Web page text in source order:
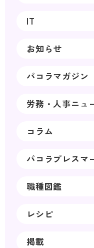
IT
お知らせ
パコラマガジン
労務・人事ニュ
コラム
パコラプレスマ
職種図鑑
レシピ
掲載